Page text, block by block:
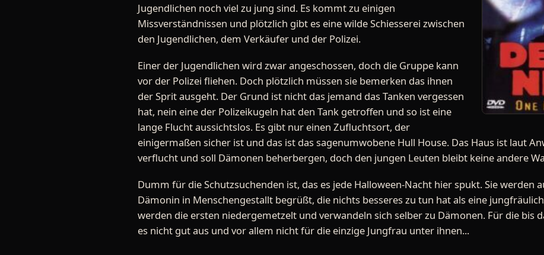
Jugendlichen noch viel zu jung sind. Es kommt zu einigen
Missverständnissen und plötzlich gibt es eine wilde Schiesserei zwischen
den Jugendlichen, dem Verkäufer und der Polizei.
Einer der Jugendlichen wird zwar angeschossen, doch die Gruppe kann
vor der Polizei fliehen. Doch plötzlich müssen sie bemerken das ihnen
der Sprit ausgeht. Der Grund ist nicht das jemand das Tanken vergessen
hat, nein eine der Polizeikugeln hat den Tank getroffen und so ist eine
lange Flucht aussichtslos. Es gibt nur einen Zufluchtsort, der
einigermaßen sicher ist und das ist das sagenumwobene Hull House. Das Haus ist laut
verflucht und soll Dämonen beherbergen, doch den jungen Leuten bleibt keine andere
Dumm für die Schutzsuchenden ist, das es jede Halloween-Nacht hier spukt. Sie werden
Dämonin in Menschengestallt begrüßt, die nichts besseres zu tun hat als eine
werden die ersten niedergemetzelt und verwandeln sich selber zu Dämonen. Für die bis
es nicht gut aus und vor allem nicht für die einzige Jungfrau unter ihnen...